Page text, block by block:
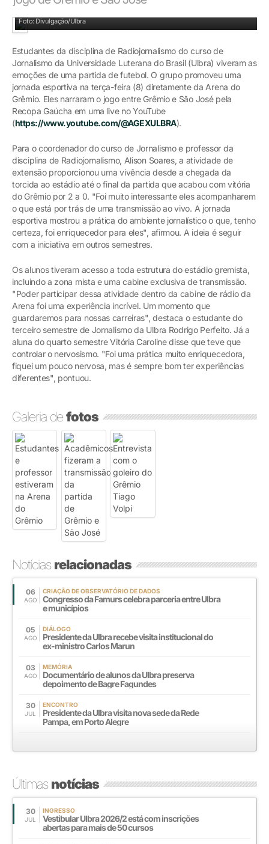
Foto: Divulgação/Ulbra
Estudantes da disciplina de Radiojornalismo do curso de
Jornalismo da Universidade Luterana do Brasil (Ulbra) viveram as
emoções de uma partida de futebol. O grupo promoveu uma
jornada esportiva na terça-feira (8) diretamente da Arena do
Grêmio. Eles narraram o jogo entre Grêmio e São José pela
Recopa Gaúcha em uma live no YouTube
(https://www.youtube.com/@AGEXULBRA).
Para o coordenador do curso de Jornalismo e professor da
disciplina de Radiojornalismo, Alison Soares, a atividade de
extensão proporcionou uma vivência desde a chegada da
torcida ao estádio até o final da partida que acabou com vitória
do Grêmio por 2 a 0. "Foi muito interessante eles acompanharem
o que está por trás de uma transmissão ao vivo. A jornada
esportiva mostrou a prática do ambiente jornalístico o que, tenho
certeza, foi enriquecedor para eles", afirmou. A ideia é seguir
com a iniciativa em outros semestres.
Os alunos tiveram acesso a toda estrutura do estádio gremista,
incluindo a zona mista e uma cabine exclusiva de transmissão.
"Poder participar dessa atividade dentro da cabine de rádio da
Arena foi uma experiência incrível. Um momento que
guardaremos para nossas carreiras", destaca o estudante do
terceiro semestre de Jornalismo da Ulbra Rodrigo Perfeito. Já a
aluna do quarto semestre Vitória Caroline disse que teve que
controlar o nervosismo. "Foi uma prática muito enriquecedora,
fiquei um pouco nervosa, mas é sempre bom ter experiências
diferentes", pontuou.
Galeria defotos
Notíciasrelacionadas
06
AGO
CRIAÇÃO DE OBSERVATÓRIO DE DADOS
Congresso da Famurs celebra parceria entre Ulbra
e municípios
05
AGO
DIÁLOGO
Presidente da Ulbra recebe visita institucional do
ex-ministro Carlos Marun
03
AGO
MEMÓRIA
Documentário de alunos da Ulbra preserva
depoimento de Bagre Fagundes
30
JUL
ENCONTRO
Presidente da Ulbra visita nova sede da Rede
Pampa, em Porto Alegre
Últimasnotícias
30
JUL
INGRESSO
Vestibular Ulbra 2026/2 está com inscrições
abertas para mais de 50 cursos